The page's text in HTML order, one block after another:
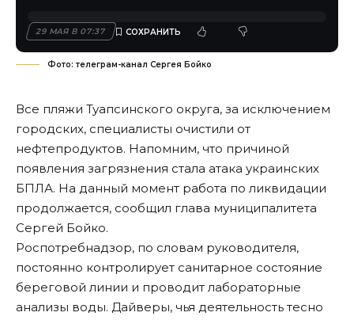
29 МАЯ В 07:37
Фото: телеграм-канал Сергея Бойко
Все пляжи Туапсинского округа, за исключением
городских, специалисты очистили от
нефтепродуктов. Напомним, что причиной
появления загрязнения стала атака украинских
БПЛА. На данный момент работа по ликвидации
продолжается, сообщил глава муниципалитета
Сергей Бойко.
Роспотребнадзор, по словам руководителя,
постоянно контролирует санитарное состояние
береговой линии и проводит лабораторные
анализы воды. Дайверы, чья деятельность тесно